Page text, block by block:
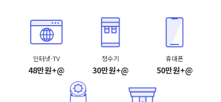
인터넷·TV
48만원+@
정수기
30만원+@
휴대폰
50만원+@